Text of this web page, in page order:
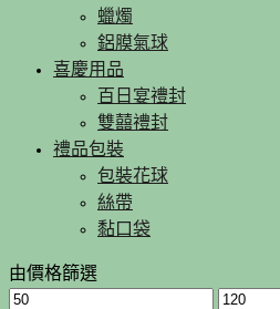
蠟燭
鋁膜氣球
喜慶用品
百日宴禮封
雙囍禮封
禮品包裝
包裝花球
絲帶
黏口袋
由價格篩選